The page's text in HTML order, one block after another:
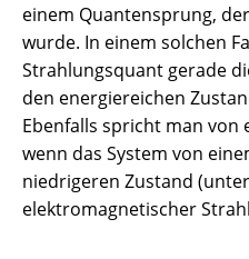
einem Quantensprung,
wurde. In einem solchen
Strahlungsquant gerade
den energiereichen
Ebenfalls spricht man von
wenn das System von
niedrigeren Zustand
elektromagnetischer